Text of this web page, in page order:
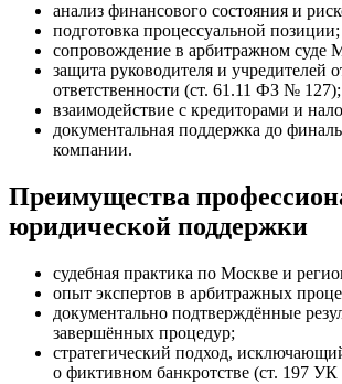
анализ финансового состояния и
подготовка процессуальной позиции;
сопровождение в арбитражном суде
защита руководителя и учредителей
ответственности (ст. 61.11 ФЗ № 127);
взаимодействие с кредиторами и
документальная поддержка до
компании.
Преимущества
юридической поддержки
судебная практика по Москве и
опыт экспертов в арбитражных
документально подтверждённые
завершённых процедур;
стратегический подход,
о фиктивном банкротстве (ст. 197